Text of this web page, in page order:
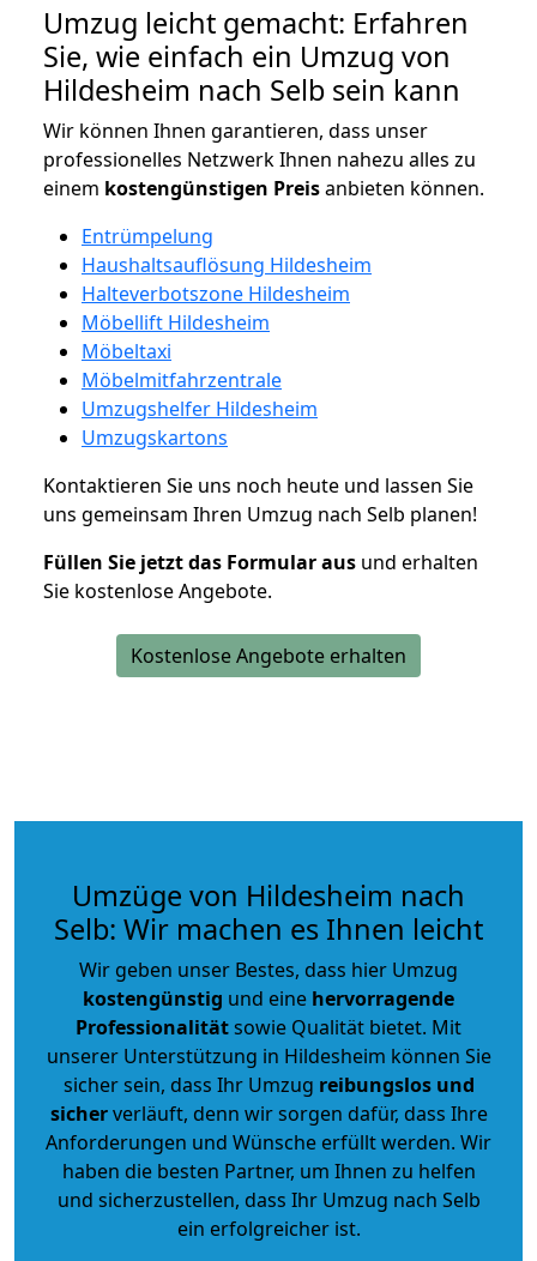
Umzug leicht gemacht: Erfahren
Sie, wie einfach ein Umzug von
Hildesheim nach Selb sein kann
Wir können Ihnen garantieren, dass unser
professionelles Netzwerk Ihnen nahezu alles zu
einem kostengünstigen Preisanbieten können.
Entrümpelung
Haushaltsauflösung Hildesheim
Halteverbotszone Hildesheim
Möbellift Hildesheim
Möbeltaxi
Möbelmitfahrzentrale
Umzugshelfer Hildesheim
Umzugskartons
Kontaktieren Sie uns noch heute und lassen Sie
uns gemeinsam Ihren Umzug nach Selb planen!
Füllen Sie jetzt das Formular aus und erhalten
Sie kostenlose Angebote.
Kostenlose Angebote erhalten
Umzüge von Hildesheim nach
Selb: Wir machen es Ihnen leicht
Wir geben unser Bestes, dass hier Umzug
kostengünstig und eine hervorragende
Professionalitätsowie Qualität bietet. Mit
unserer Unterstützung in Hildesheim können Sie
sicher sein, dass Ihr Umzug reibungslos und
sicherverläuft, denn wir sorgen dafür, dass Ihre
Anforderungen und Wünsche erfüllt werden. Wir
haben die besten Partner, um Ihnen zu helfen
und sicherzustellen, dass Ihr Umzug nach Selb
ein erfolgreicher ist.